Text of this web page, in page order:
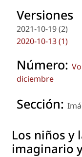
Versiones
2021-10-19 (2)
2020-10-13 (1)
Número:
diciembre
Sección:
Los niños y
imaginario